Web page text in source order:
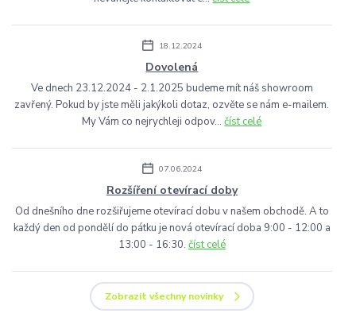
18.12.2024
Dovolená
Ve dnech 23.12.2024 - 2.1.2025 budeme mít náš showroom
zavřený. Pokud by jste měli jakýkoli dotaz, ozvěte se nám e-mailem.
My Vám co nejrychleji odpov...číst celé
07.06.2024
Rozšíření otevírací doby
Od dnešního dne rozšiřujeme otevírací dobu v našem obchodě. A to
každý den od pondělí do pátku je nová otevírací doba 9:00 - 12:00 a
13:00 - 16:30. číst celé
Zobrazit všechny novinky